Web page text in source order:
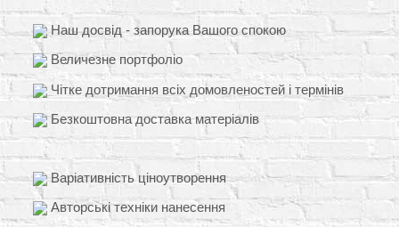
Наш досвід - запорука Вашого спокою
Величезне портфоліо
Чітке дотримання всіх домовленостей і термінів
Безкоштовна доставка матеріалів
Варіативність ціноутворення
Авторські техніки нанесення